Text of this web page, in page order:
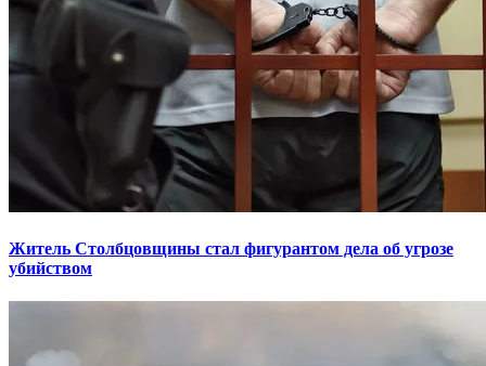
Житель Столбцовщины стал фигурантом дела об угрозе
убийством